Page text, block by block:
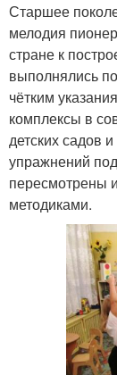
Старшее
мелодия
стране к
выполнялись
чётким
комплексы в
детских садов
упражнений
пересмотрены
методиками.